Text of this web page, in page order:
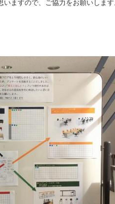
ますので、ご協力をお願いしま